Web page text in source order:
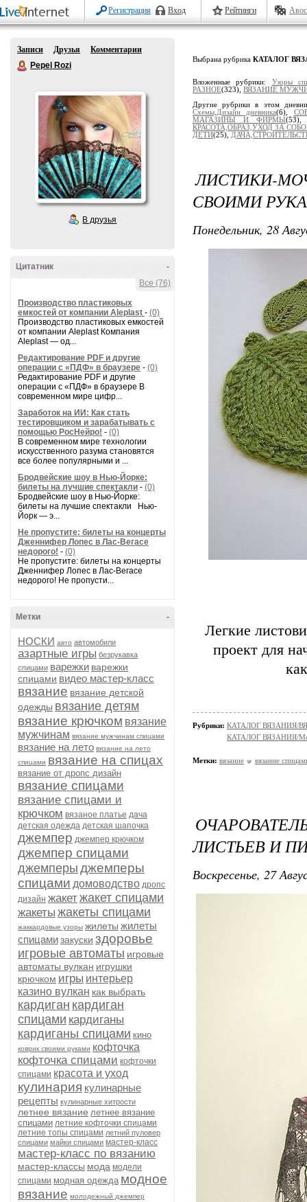
Регистрация Вход Рейтинги
Записи Друзья
Комментарии
Pepel Rozi
В друзья
-
Цитатник
Все (76)
Производство пластиковых
емкостей от компании Aleplast - (0)
Производство пластиковых емкостей
от компании Aleplast Компания
Aleplast — од...
Редактирование PDF и другие
операции с «ПДФ» в браузере - (0)
Редактирование PDF и другие
операции с «ПДФ» в браузере В
современном мире цифр...
Заработок на ИИ: Как стать
тестировщиком и зарабатывать с
помощью РосНейро! - (0)
В современном мире технологии
искусственного разума становятся
все более популярными и ...
Бродвейские шоу в Нью-Йорке:
билеты на лучшие спектакли - (0)
Бродвейские шоу в Нью-Йорке:
билеты на лучшие спектакли Нью-
Йорк — э...
Не пропустите: билеты на концерты
Дженнифер Лопес в Лас-Вегасе
недорого! - (0)
Не пропустите: билеты на концерты
Дженнифер Лопес в Лас-Вегасе
недорого! Не пропусти...
-
Метки
НОСКИ авто автомобили
азартные игры безрукавка
спицами варежки варежки
спицами видео мастер-класс
вязание вязание детской
одежды вязание детям
вязание крючком вязание
мужчинам вязание мужчинам спицами
вязание на лето вязание на лето
спицами вязание на спицах
вязание от дропс дизайн
вязание спицами
вязание спицами и
крючком вязаное платье дача
детская одежда детская шапочка
джемпер джемпер крючком
джемпер спицами
джемперы джемперы
спицами домоводство дропс
дизайн жакетжакет спицами
жакеты жакеты спицами
жаккардовые узоры жилеты жилеты
спицамизакуски здоровье
игровые автоматы игровые
автоматы вулкан игрушки
крючком игры интерьер
казино вулкан как выбрать
кардиган кардиган
спицами кардиганы
кардиганы спицами кино
коврик своими руками кофточка
кофточка спицами кофточки
спицами красота и уход
кулинария кулинарные
рецепты кулинарные хитрости
летнее вязание летнее вязание
спицами летние кофточки спицами
летние топы спицами летний пуловер
спицами майки спицами мастер-класс
мастер-класс по вязанию
мастер-классы мода модели
спицами модная одежда модное
вязание молодежный джемпер
Выбрана рубрика КАТАЛОГ
Вложенные рубрики: Узоры
РАЗНОЕ(323), ВЯЗАНИЕ
Другие рубрики в этом
Схемы,Дизайн дневника(6),
МАГАЗИНЫ И ФИРМЫ
КРАСОТА,ОБРАЗ,УХОД ЗА
ДЕТИ(25),
ЛИСТИКИ-
СВОИМИ
Понедельник, 28
Легкие
проект для
Рубрики: КАТАЛОГ ВЯЗАНИЯ/
КАТАЛОГ ВЯЗАНИЯ/
Метки: вязание вязание
ЛИСТЬЕВ И
Воскресенье, 27